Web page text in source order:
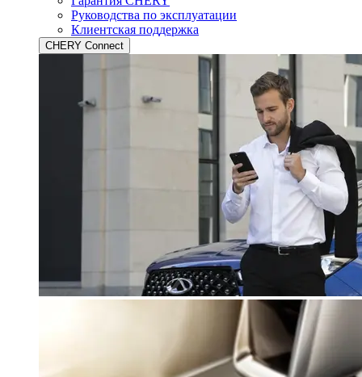
Руководства по эксплуатации
Клиентская поддержка
CHERY Connect